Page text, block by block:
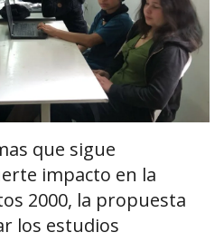
que sigue
impacto en la
2000, la propuesta
los estudios